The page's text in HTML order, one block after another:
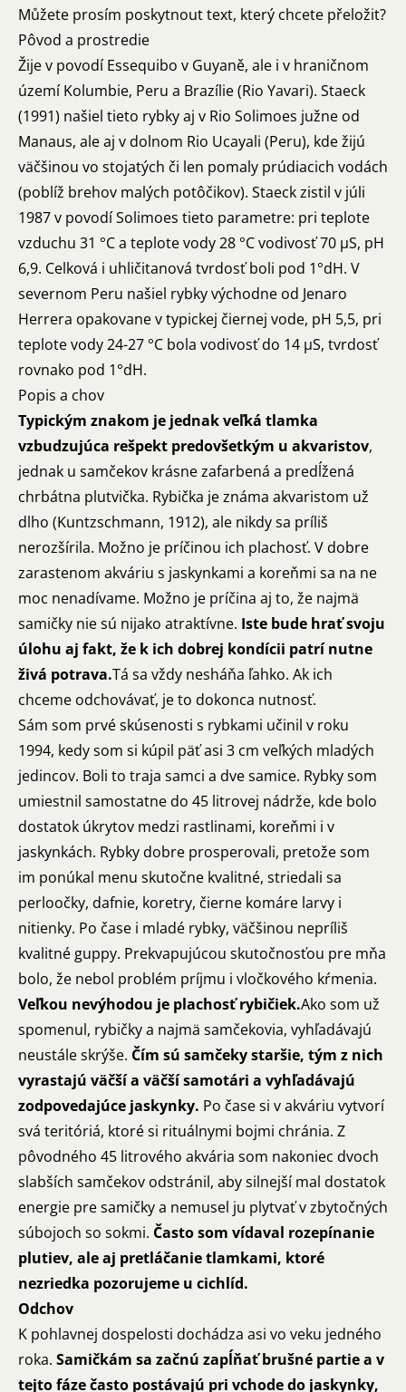
Můžete prosím poskytnout text, který chcete přeložit?
Pôvod a prostredie
Žije v povodí Essequibo v Guyaně, ale i v hraničnom
území Kolumbie, Peru a Brazílie (Rio Yavari). Staeck
(1991) našiel tieto rybky aj v Rio Solimoes južne od
Manaus, ale aj v dolnom Rio Ucayali (Peru), kde žijú
väčšinou vo stojatých či len pomaly prúdiacich vodách
(poblíž brehov malých potôčikov). Staeck zistil v júli
1987 v povodí Solimoes tieto parametre: pri teplote
vzduchu 31 °C a teplote vody 28 °C vodivosť 70 µS, pH
6,9. Celková i uhličitanová tvrdosť boli pod 1°dH. V
severnom Peru našiel rybky východne od Jenaro
Herrera opakovane v typickej čiernej vode, pH 5,5, pri
teplote vody 24-27 °C bola vodivosť do 14 µS, tvrdosť
rovnako pod 1°dH.
Popis a chov
Typickým znakom je jednak veľká tlamka
vzbudzujúca rešpekt predovšetkým u akvaristov,
jednak u samčekov krásne zafarbená a predĺžená
chrbátna plutvička. Rybička je známa akvaristom už
dlho (Kuntzschmann, 1912), ale nikdy sa príliš
nerozšírila. Možno je príčinou ich plachosť. V dobre
zarastenom akváriu s jaskynkami a koreňmi sa na ne
moc nenadívame. Možno je príčina aj to, že najmä
samičky nie sú nijako atraktívne. Iste bude hrať svoju
úlohu aj fakt, že k ich dobrej kondícii patrí nutne
živá potrava.Tá sa vždy nesháňa ľahko. Ak ich
chceme odchovávať, je to dokonca nutnosť.
Sám som prvé skúsenosti s rybkami učinil v roku
1994, kedy som si kúpil päť asi 3 cm veľkých mladých
jedincov. Boli to traja samci a dve samice. Rybky som
umiestnil samostatne do 45 litrovej nádrže, kde bolo
dostatok úkrytov medzi rastlinami, koreňmi i v
jaskynkách. Rybky dobre prosperovali, pretože som
im ponúkal menu skutočne kvalitné, striedali sa
perloočky, dafnie, koretry, čierne komáre larvy i
nitienky. Po čase i mladé rybky, väčšinou nepríliš
kvalitné guppy. Prekvapujúcou skutočnosťou pre mňa
bolo, že nebol problém príjmu i vločkového kŕmenia.
Veľkou nevýhodou je plachosť rybičiek.Ako som už
spomenul, rybičky a najmä samčekovia, vyhľadávajú
neustále skrýše. Čím sú samčeky staršie, tým z nich
vyrastajú väčší a väčší samotári a vyhľadávajú
zodpovedajúce jaskynky. Po čase si v akváriu vytvorí
svá teritóriá, ktoré si rituálnymi bojmi chránia. Z
pôvodného 45 litrového akvária som nakoniec dvoch
slabších samčekov odstránil, aby silnejší mal dostatok
energie pre samičky a nemusel ju plytvať v zbytočných
súbojoch so sokmi. Často som vídaval rozepínanie
plutiev, ale aj pretláčanie tlamkami, ktoré
nezriedka pozorujeme u cichlíd.
Odchov
K pohlavnej dospelosti dochádza asi vo veku jedného
roka. Samičkám sa začnú zapĺňať brušné partie a v
tejto fáze často postávajú pri vchode do jaskynky,